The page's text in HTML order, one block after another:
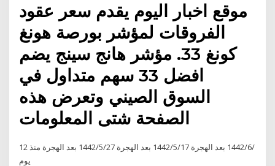
موقع اخبار اليوم يقدم سعر عقود
الفروقات لمؤشر بورصة هونغ
كونغ 33. مؤشر هانج سينج يضم
افضل 33 سهم متداول في
السوق الصيني وتعرض هذه
1‏‏/6‏‏/1442 بعد الهجرة 17‏‏/5‏‏/1442 بعد الهجرة 27‏‏/5‏‏/1442 بعد الهجرة منذ 2
يوم